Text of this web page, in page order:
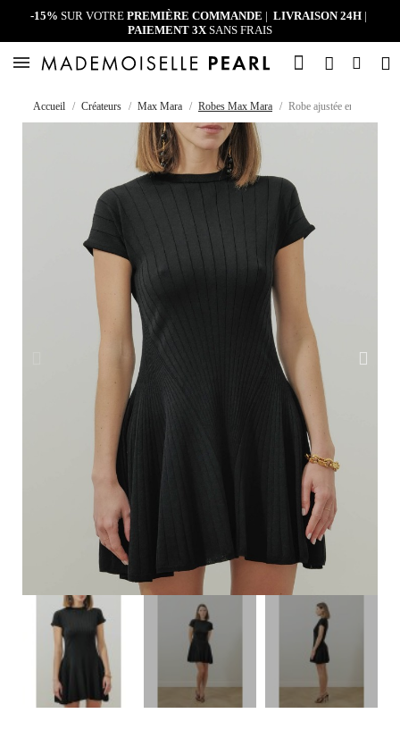
-15% SUR VOTRE PREMIÈRE COMMANDE | LIVRAISON 24H |
PAIEMENT 3XSANS FRAIS
Accueil Créateurs Max Mara Robes Max Mara Robe ajustée en maille -